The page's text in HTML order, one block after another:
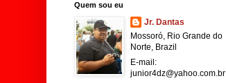
Quem sou eu
Jr. Dantas
Mossoró, Rio Grande do
Norte, Brazil
E-mail:
junior4dz@yahoo.com.br